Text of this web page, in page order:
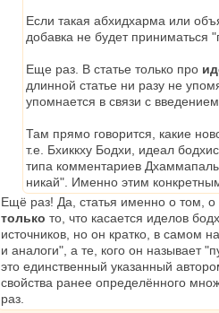
Если такая абхидхарма или
добавка не будет приниматься
Еще раз. В статье только про
длинной статье ни разу не
упомнается в связи с
Там прямо говорится, какие
т.е. Бхиккху Бодхи, идеал
типа комментариев
никай". Именно этим
Ещё раз! Да, статья именно о том,
только то, что касается иделов
источников, но он кратко, в самом
и аналоги", а те, кого он называет
это единственный указанный
свойства ранее определённого
раз.